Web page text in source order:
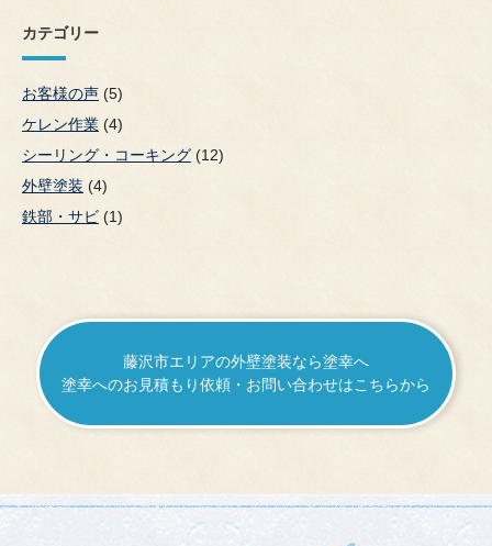
カテゴリー
お客様の声 (5)
ケレン作業 (4)
シーリング・コーキング(12)
外壁塗装 (4)
鉄部・サビ (1)
藤沢市エリアの外壁塗装なら塗幸へ
塗幸へのお見積もり依頼・お問い合わせはこちらから